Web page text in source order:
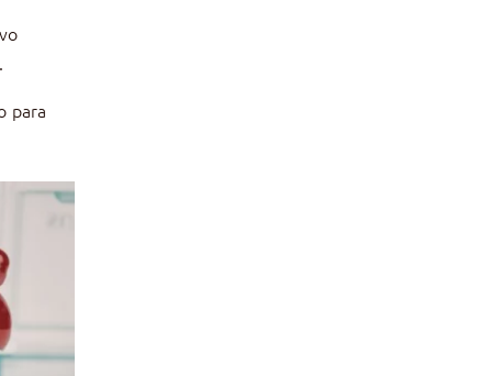
para